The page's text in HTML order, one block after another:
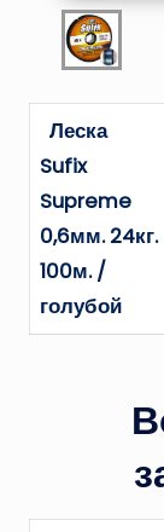
Леска
Sufix
Supreme
0,6мм. 24кг.
100м. /
голубой